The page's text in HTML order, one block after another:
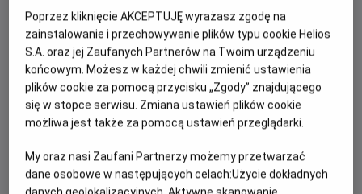
OBSADA
Ester Vuori , Frank Dorsin, Johan Rheborg
Pierwsze zlecenie dla Detektywistycznego Biura Lassego i
Mai! Przed rozpoczęciem ważnego konkursu, w szkole w
Valleby, znika cenna nagroda. Czy dzieciom uda się ją
odnaleźć?
Bohaterowie popularnej serii filmów otrzymują pierwsze
poważne zlecenie. Konkurs Hammarabi ma szansę stać się
starożytna księga, w której spisano zasady rozwiązywania
sporów. Tuż przed rozpoczęciem konkursu książka znika w
Poprzez kliknięcie AKCEPTUJĘ wyrażasz zgodę na
zainstalowanie i przechowywanie plików typu cookie Helios
S.A. oraz jej Zaufanych Partnerów na Twoim urządzeniu
końcowym. Możesz w każdej chwili zmienić ustawienia
plików cookie za pomocą przycisku „Zgody” znajdującego
się w stopce serwisu. Zmiana ustawień plików cookie
możliwa jest także za pomocą ustawień przeglądarki.
My oraz nasi Zaufani Partnerzy możemy przetwarzać
dane osobowe w następujących celach:Użycie dokładnych